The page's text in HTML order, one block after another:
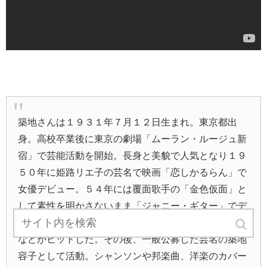
築地さんは１９３１年７月１２日生まれ。東京都出
身。高校卒業後に東京の劇場「ムーラン・ルージュ新
宿」で芸能活動を開始。長身と美貌で人気となり１９
５０年に姫路リエ子の芸名で映画「恋しかるらん」で
女優デビュー。５４年には覆面歌手の「金色仮面」と
して素性を明かさないまま「ジャニー・ギター」でデ
ビューして大きな話題に。続けて「セレソ・ローサ」
などがヒットした。その後、一般公募した芸名の築地
容子として活動。シャンソンや邦楽曲、洋楽のカバー